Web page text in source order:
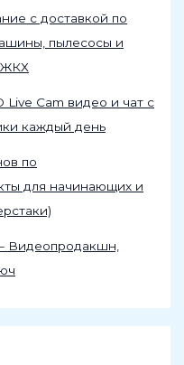
с доставкой по
пылесосы и
ЖКХ
Live Cam видео и чат с
каждый день
по
для начинающих и
Видеопродакшн,